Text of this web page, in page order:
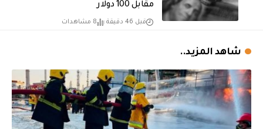
مقابل 100 دولار
قبل 46 دقيقة 8 مشاهدات
شاهد المزيد..